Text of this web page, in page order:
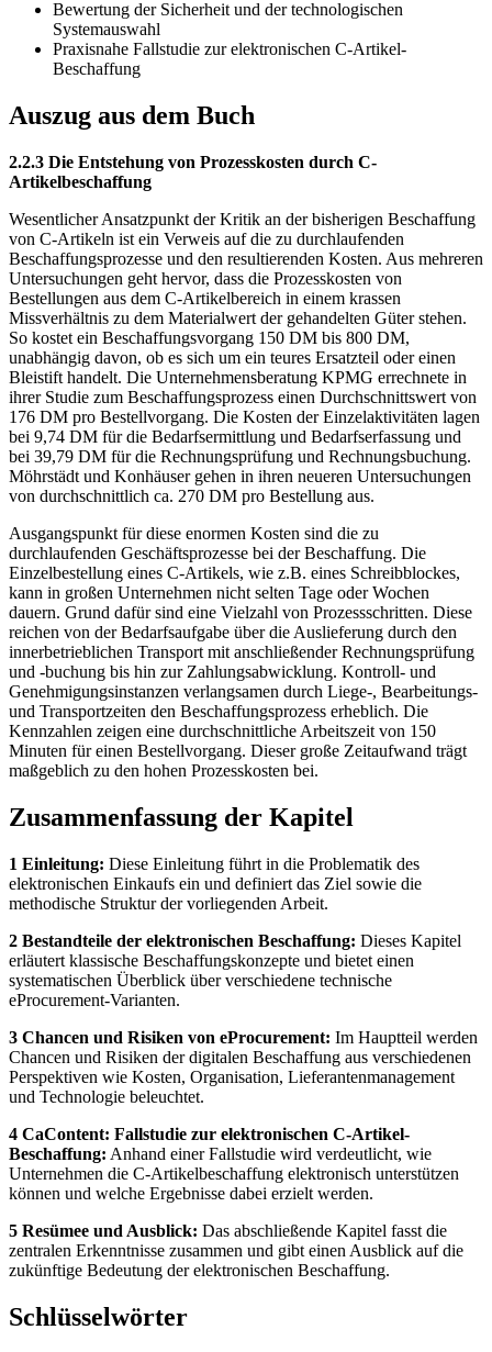
Bewertung der Sicherheit und der technologischen
Systemauswahl
Praxisnahe Fallstudie zur elektronischen C-Artikel-
Beschaffung
Auszug aus dem Buch
2.2.3 Die Entstehung von Prozesskosten durch C-
Artikelbeschaffung
Wesentlicher Ansatzpunkt der Kritik an der bisherigen Beschaffung
von C-Artikeln ist ein Verweis auf die zu durchlaufenden
Beschaffungsprozesse und den resultierenden Kosten. Aus mehreren
Untersuchungen geht hervor, dass die Prozesskosten von
Bestellungen aus dem C-Artikelbereich in einem krassen
Missverhältnis zu dem Materialwert der gehandelten Güter stehen.
So kostet ein Beschaffungsvorgang 150 DM bis 800 DM,
unabhängig davon, ob es sich um ein teures Ersatzteil oder einen
Bleistift handelt. Die Unternehmensberatung KPMG errechnete in
ihrer Studie zum Beschaffungsprozess einen Durchschnittswert von
176 DM pro Bestellvorgang. Die Kosten der Einzelaktivitäten lagen
bei 9,74 DM für die Bedarfsermittlung und Bedarfserfassung und
bei 39,79 DM für die Rechnungsprüfung und Rechnungsbuchung.
Möhrstädt und Konhäuser gehen in ihren neueren Untersuchungen
von durchschnittlich ca. 270 DM pro Bestellung aus.
Ausgangspunkt für diese enormen Kosten sind die zu
durchlaufenden Geschäftsprozesse bei der Beschaffung. Die
Einzelbestellung eines C-Artikels, wie z.B. eines Schreibblockes,
kann in großen Unternehmen nicht selten Tage oder Wochen
dauern. Grund dafür sind eine Vielzahl von Prozessschritten. Diese
reichen von der Bedarfsaufgabe über die Auslieferung durch den
innerbetrieblichen Transport mit anschließender Rechnungsprüfung
und -buchung bis hin zur Zahlungsabwicklung. Kontroll- und
Genehmigungsinstanzen verlangsamen durch Liege-, Bearbeitungs-
und Transportzeiten den Beschaffungsprozess erheblich. Die
Kennzahlen zeigen eine durchschnittliche Arbeitszeit von 150
Minuten für einen Bestellvorgang. Dieser große Zeitaufwand trägt
maßgeblich zu den hohen Prozesskosten bei.
Zusammenfassung der Kapitel
1 Einleitung: Diese Einleitung führt in die Problematik des
elektronischen Einkaufs ein und definiert das Ziel sowie die
methodische Struktur der vorliegenden Arbeit.
2 Bestandteile der elektronischen Beschaffung: Dieses Kapitel
erläutert klassische Beschaffungskonzepte und bietet einen
systematischen Überblick über verschiedene technische
eProcurement-Varianten.
3 Chancen und Risiken von eProcurement: Im Hauptteil werden
Chancen und Risiken der digitalen Beschaffung aus verschiedenen
Perspektiven wie Kosten, Organisation, Lieferantenmanagement
und Technologie beleuchtet.
4 CaContent: Fallstudie zur elektronischen C-Artikel-
Beschaffung: Anhand einer Fallstudie wird verdeutlicht, wie
Unternehmen die C-Artikelbeschaffung elektronisch unterstützen
können und welche Ergebnisse dabei erzielt werden.
5 Resümee und Ausblick: Das abschließende Kapitel fasst die
zentralen Erkenntnisse zusammen und gibt einen Ausblick auf die
zukünftige Bedeutung der elektronischen Beschaffung.
Schlüsselwörter